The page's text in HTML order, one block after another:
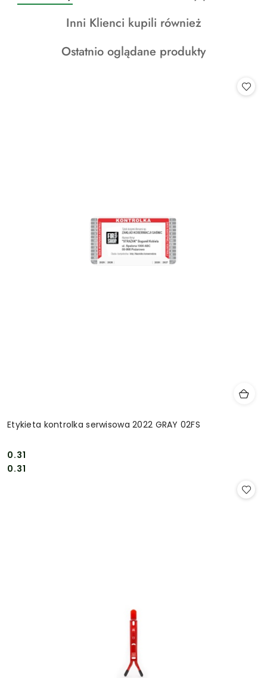
o
statusie:
statusie:
Produkty
statusie:
Inni Klienci kupili również
Produkty
Ostatnio oglądane produkty
Etykieta kontrolka serwisowa 2022 GRAY 02FS
Cena:
0.31
Cena:
0.31